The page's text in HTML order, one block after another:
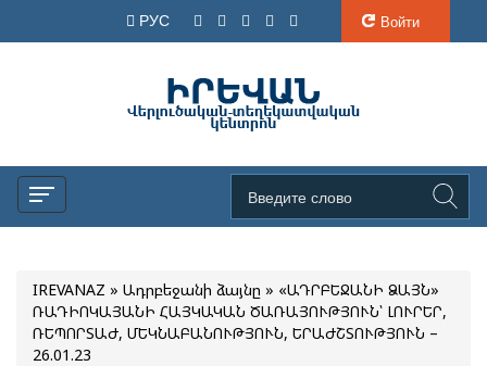
РУС Войти
IREVANAZ » Ադրբեջանի ձայնը » «ԱԴՐԲԵՋԱՆԻ ՁԱՅՆ»
ՌԱԴԻՈԿԱՅԱՆԻ ՀԱՅԿԱԿԱՆ ԾԱՌԱՅՈՒԹՅՈՒՆ՝ ԼՈՒՐԵՐ,
ՌԵՊՈՐՏԱԺ, ՄԵԿՆԱԲԱՆՈՒԹՅՈՒՆ, ԵՐԱԺՇՏՈՒԹՅՈՒՆ –
26.01.23